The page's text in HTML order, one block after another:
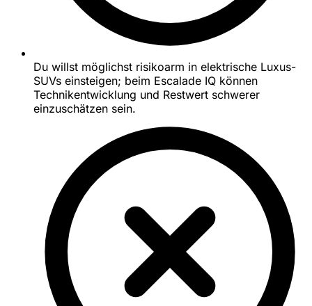
Du willst möglichst risikoarm in elektrische Luxus-
SUVs einsteigen; beim Escalade IQ können
Technikentwicklung und Restwert schwerer
einzuschätzen sein.